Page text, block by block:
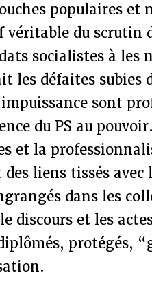
populaires et
du scrutin
socialistes à les
les défaites subies
sont
du PS au
et la
liens tissés avec
dans les
discours et les
protégés,